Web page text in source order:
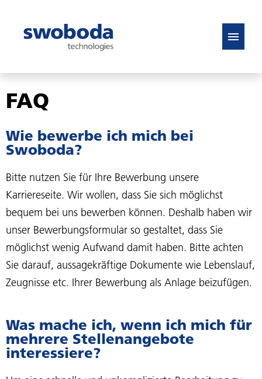
DE
EN
Stellenangebote
FAQ
FAQ
Wie bewerbe ich mich bei
Swoboda?
Bitte nutzen Sie für Ihre Bewerbung unsere
Karriereseite. Wir wollen, dass Sie sich möglichst
bequem bei uns bewerben können. Deshalb haben wir
unser Bewerbungsformular so gestaltet, dass Sie
möglichst wenig Aufwand damit haben. Bitte achten
Sie darauf, aussagekräftige Dokumente wie Lebenslauf,
Zeugnisse etc. Ihrer Bewerbung als Anlage beizufügen.
Was mache ich, wenn ich mich für
mehrere Stellenangebote
interessiere?